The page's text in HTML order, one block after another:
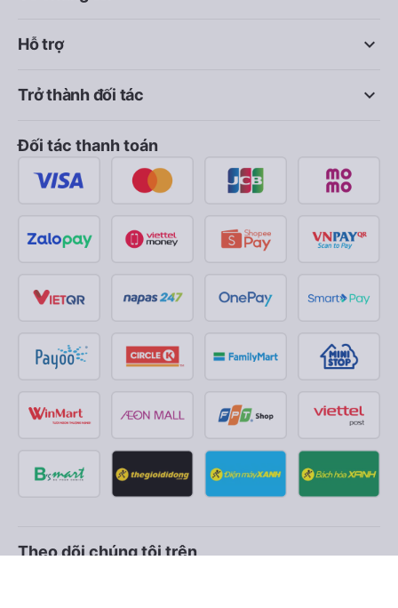
keyboard_arrow_down
Hỗ trợ
keyboard_arrow_down
Trở thành đối tác
Đối tác thanh toán
Theo dõi chúng tôi trên